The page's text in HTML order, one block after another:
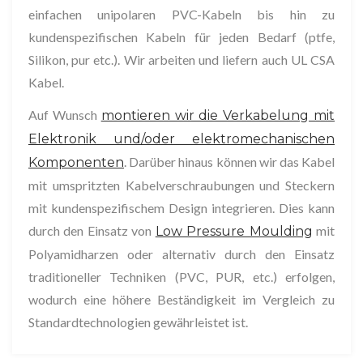
einfachen unipolaren PVC-Kabeln bis hin zu
kundenspezifischen Kabeln für jeden Bedarf (ptfe,
Silikon, pur etc.). Wir arbeiten und liefern auch UL CSA
Kabel.
Auf Wunsch montieren wir die Verkabelung mit
Elektronik und/oder elektromechanischen
Komponenten. Darüber hinaus können wir das Kabel
mit umspritzten Kabelverschraubungen und Steckern
mit kundenspezifischem Design integrieren. Dies kann
durch den Einsatz von Low Pressure Moulding mit
Polyamidharzen oder alternativ durch den Einsatz
traditioneller Techniken (PVC, PUR, etc.) erfolgen,
wodurch eine höhere Beständigkeit im Vergleich zu
Standardtechnologien gewährleistet ist.